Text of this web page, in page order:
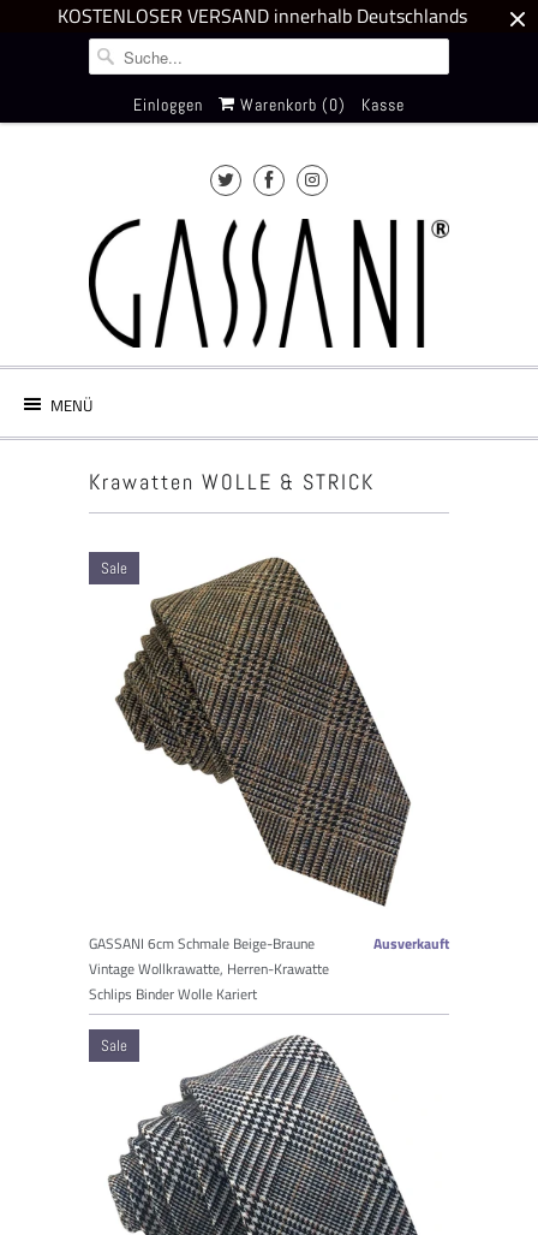
KOSTENLOSER VERSAND innerhalb Deutschlands
Einloggen Warenkorb (0) Kasse
MENÜ
Krawatten WOLLE & STRICK
GASSANI 6cm Schmale Beige-Braune
Vintage Wollkrawatte, Herren-Krawatte
Schlips Binder Wolle Kariert
Ausverkauft
Sale
Sale